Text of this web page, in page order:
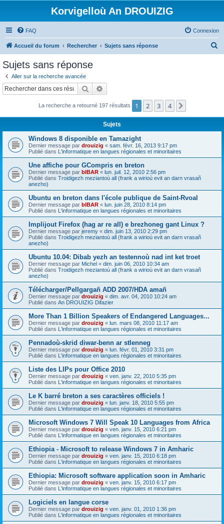
Korvigelloù An DROUIZIG
FAQ Connexion
Accueil du forum Rechercher Sujets sans réponse
c
Sujets sans réponse
Aller sur la recherche avancée
Rechercher
La recherche a retourné 197 résultats 1 2 3 4
Sujets
Windows 8 disponible en Tamazight
Dernier message par drouizig « sam. févr. 16, 2013 9:17 pm
Publié dans L'informatique en langues régionales et minoritaires
Une affiche pour GCompris en breton
Dernier message par bIBAR « lun. juil. 12, 2010 2:56 pm
Publié dans Troidigezh meziantoù all (frank a wirioù evit an darn vrasañ
anezho)
Ubuntu en breton dans l'école publique de Saint-Rvoal
Dernier message par bIBAR « lun. juin 28, 2010 8:14 pm
Publié dans L'informatique en langues régionales et minoritaires
Implijout Firefox (hag ar re all) e brezhoneg gant Linux ?
Dernier message par jeremy « dim. juin 13, 2010 2:29 pm
Publié dans Troidigezh meziantoù all (frank a wirioù evit an darn vrasañ
anezho)
Ubuntu 10.04: Dibab yezh an testennoù nad int ket troet
Dernier message par Michel « dim. juin 06, 2010 10:34 am
Publié dans Troidigezh meziantoù all (frank a wirioù evit an darn vrasañ
anezho)
Télécharger/Pellgargañ ADD 2007/HDA amañ
Dernier message par drouizig « dim. avr. 04, 2010 10:24 am
Publié dans An DROUIZIG Difazier
More Than 1 Billion Speakers of Endangered Languages...
Dernier message par drouizig « lun. mars 08, 2010 11:17 am
Publié dans L'informatique en langues régionales et minoritaires
Pennadoù-skrid diwar-benn ar stlenneg
Dernier message par drouizig « lun. févr. 01, 2010 3:31 pm
Publié dans L'informatique en langues régionales et minoritaires
Liste des LIPs pour Office 2010
Dernier message par drouizig « ven. janv. 22, 2010 5:35 pm
Publié dans L'informatique en langues régionales et minoritaires
Le K barré breton a ses caractères officiels !
Dernier message par drouizig « lun. janv. 18, 2010 5:55 pm
Publié dans L'informatique en langues régionales et minoritaires
Microsoft Windows 7 Will Speak 10 Languages from Africa
Dernier message par drouizig « ven. janv. 15, 2010 6:21 pm
Publié dans L'informatique en langues régionales et minoritaires
Ethiopia - Microsoft to release Windows 7 in Amharic
Dernier message par drouizig « ven. janv. 15, 2010 6:18 pm
Publié dans L'informatique en langues régionales et minoritaires
Ethiopia: Microsoft software application soon in Amharic
Dernier message par drouizig « ven. janv. 15, 2010 6:17 pm
Publié dans L'informatique en langues régionales et minoritaires
Logiciels en langue corse
Dernier message par drouizig « ven. janv. 01, 2010 1:36 pm
Publié dans L'informatique en langues régionales et minoritaires